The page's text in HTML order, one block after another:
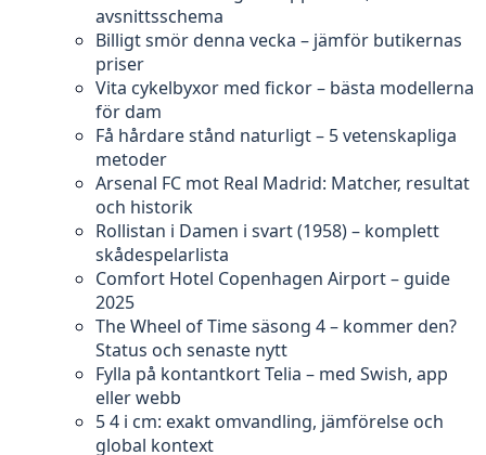
avsnittsschema
Billigt smör denna vecka – jämför butikernas
priser
Vita cykelbyxor med fickor – bästa modellerna
för dam
Få hårdare stånd naturligt – 5 vetenskapliga
metoder
Arsenal FC mot Real Madrid: Matcher, resultat
och historik
Rollistan i Damen i svart (1958) – komplett
skådespelarlista
Comfort Hotel Copenhagen Airport – guide
2025
The Wheel of Time säsong 4 – kommer den?
Status och senaste nytt
Fylla på kontantkort Telia – med Swish, app
eller webb
5 4 i cm: exakt omvandling, jämförelse och
global kontext